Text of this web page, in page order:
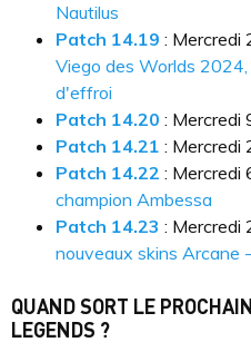
Nautilus
Patch 14.19 : Mercredi
Viego des Worlds
d'effroi
Patch 14.20 : Mercredi
Patch 14.21 : Mercredi
Patch 14.22 : Mercredi
champion Ambessa
Patch 14.23 : Mercredi
nouveaux skins Arcane
QUAND SORT LE
LEGENDS ?